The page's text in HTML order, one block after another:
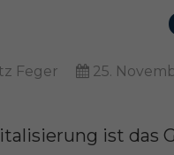
Feger 25.
ist das